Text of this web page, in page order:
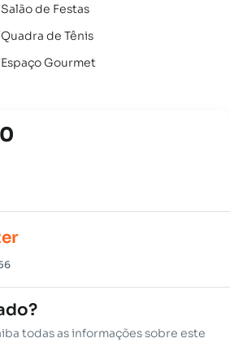
Salão de Festas
Quadra de Tênis
Espaço Gourmet
todas as informações sobre este